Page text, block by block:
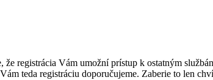
registrácia Vám umožní prístup k ostatným
teda registráciu doporučujeme. Zaberie to len